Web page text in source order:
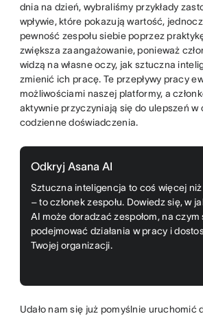
dnia na dzień, wybraliśmy przykłady
wpływie, które pokazują wartość,
pewność zespołu siebie poprzez
zwiększa zaangażowanie, ponieważ
widzą na własne oczy, jak sztuczna
zmienić ich pracę. Te przepływy pracy
możliwościami naszej platformy, a
aktywnie przyczyniają się do ulepszeń w
codzienne doświadczenia.
Odkryj Asana AI
Sztuczna inteligencja to coś więcej
– to członek zespołu. Dowiedz się, w
AI może doradzać zespołom, na czym
podejmować działania w pracy i
Twojej organizacji.
Udało nam się już pomyślnie uruchomić